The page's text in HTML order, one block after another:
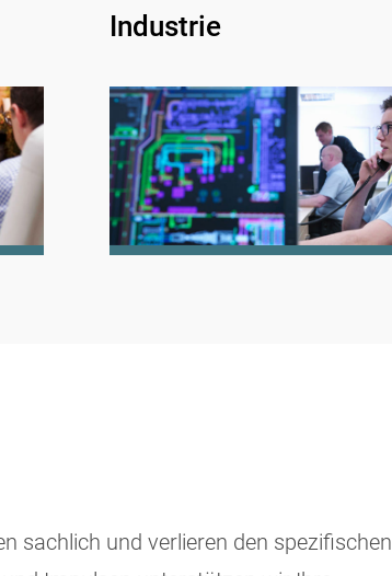
Industrie
sachlich und verlieren den spezifischen